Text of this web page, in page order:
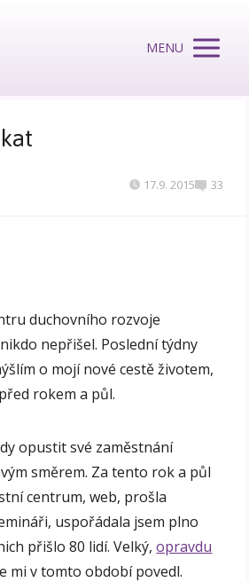
MENU
17.9. 2015 33
duchovního rozvoje
nepřišel. Poslední týdny
o mojí nové cestě životem,
rokem a půl.
opustit své zaměstnání
směrem. Za tento rok a půl
centrum, web, prošla
uspořádala jsem plno
přišlo 80 lidí. Velký,opravdu
mi v tomto období povedl.